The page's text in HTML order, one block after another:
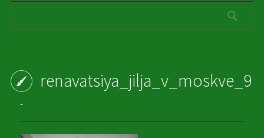
renavatsiya_jilja_v_moskve_9
-